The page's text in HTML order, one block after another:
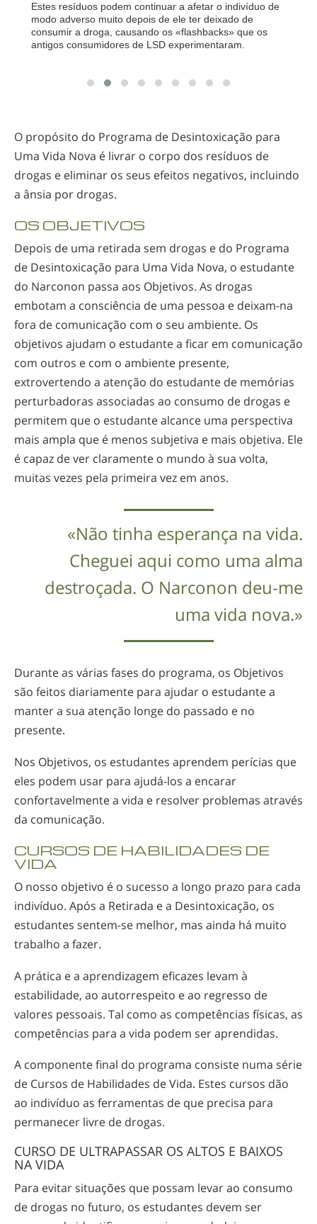
Estes resíduos podem continuar a afetar o indivíduo de
modo adverso muito depois de ele ter deixado de
consumir a droga, causando os «flashbacks» que os
antigos consumidores de LSD experimentaram.
O propósito do Programa de Desintoxicação para
Uma Vida Nova é livrar o corpo dos resíduos de
drogas e eliminar os seus efeitos negativos, incluindo
a ânsia por drogas.
OS OBJETIVOS
Depois de uma retirada sem drogas e do Programa
de Desintoxicação para Uma Vida Nova, o estudante
do Narconon passa aos Objetivos. As drogas
embotam a consciência de uma pessoa e deixam-na
fora de comunicação com o seu ambiente. Os
objetivos ajudam o estudante a ficar em comunicação
com outros e com o ambiente presente,
extrovertendo a atenção do estudante de memórias
perturbadoras associadas ao consumo de drogas e
permitem que o estudante alcance uma perspectiva
mais ampla que é menos subjetiva e mais objetiva. Ele
é capaz de ver claramente o mundo à sua volta,
muitas vezes pela primeira vez em anos.
«Não tinha esperança na vida.
Cheguei aqui como uma alma
destroçada. O Narconon deu-me
uma vida nova.»
Durante as várias fases do programa, os Objetivos
são feitos diariamente para ajudar o estudante a
manter a sua atenção longe do passado e no
presente.
Nos Objetivos, os estudantes aprendem perícias que
eles podem usar para ajudá-los a encarar
confortavelmente a vida e resolver problemas através
da comunicação.
CURSOS DE HABILIDADES DE
VIDA
O nosso objetivo é o sucesso a longo prazo para cada
indivíduo. Após a Retirada e a Desintoxicação, os
estudantes sentem-se melhor, mas ainda há muito
trabalho a fazer.
A prática e a aprendizagem eficazes levam à
estabilidade, ao autorrespeito e ao regresso de
valores pessoais. Tal como as competências físicas, as
competências para a vida podem ser aprendidas.
A componente final do programa consiste numa série
de Cursos de Habilidades de Vida. Estes cursos dão
ao indivíduo as ferramentas de que precisa para
permanecer livre de drogas.
CURSO DE ULTRAPASSAR OS ALTOS E BAIXOS
NA VIDA
Para evitar situações que possam levar ao consumo
de drogas no futuro, os estudantes devem ser